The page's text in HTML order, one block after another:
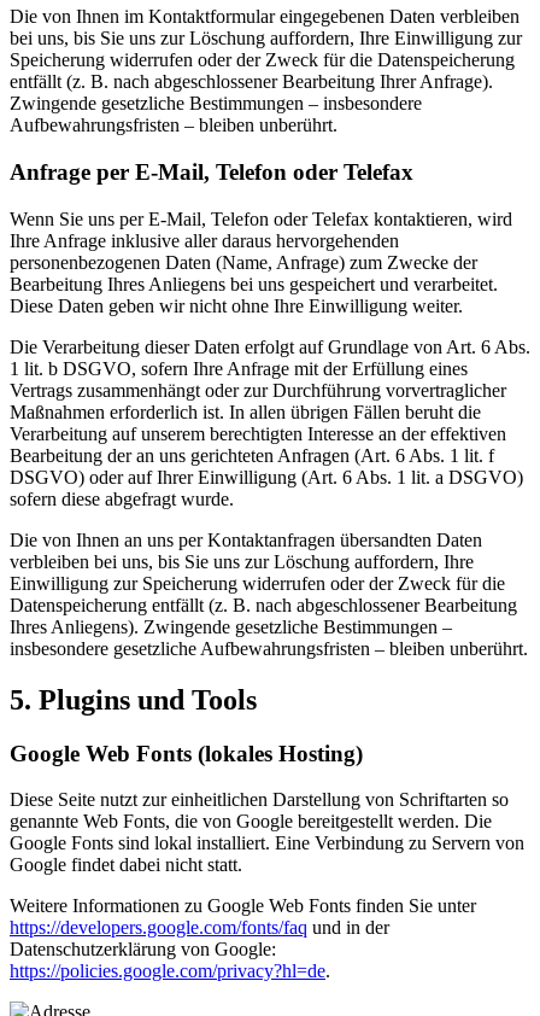
Die von Ihnen im Kontaktformular eingegebenen Daten verbleiben
bei uns, bis Sie uns zur Löschung auffordern, Ihre Einwilligung zur
Speicherung widerrufen oder der Zweck für die Datenspeicherung
entfällt (z. B. nach abgeschlossener Bearbeitung Ihrer Anfrage).
Zwingende gesetzliche Bestimmungen – insbesondere
Aufbewahrungsfristen – bleiben unberührt.
Anfrage per E-Mail, Telefon oder Telefax
Wenn Sie uns per E-Mail, Telefon oder Telefax kontaktieren, wird
Ihre Anfrage inklusive aller daraus hervorgehenden
personenbezogenen Daten (Name, Anfrage) zum Zwecke der
Bearbeitung Ihres Anliegens bei uns gespeichert und verarbeitet.
Diese Daten geben wir nicht ohne Ihre Einwilligung weiter.
Die Verarbeitung dieser Daten erfolgt auf Grundlage von Art. 6 Abs.
1 lit. b DSGVO, sofern Ihre Anfrage mit der Erfüllung eines
Vertrags zusammenhängt oder zur Durchführung vorvertraglicher
Maßnahmen erforderlich ist. In allen übrigen Fällen beruht die
Verarbeitung auf unserem berechtigten Interesse an der effektiven
Bearbeitung der an uns gerichteten Anfragen (Art. 6 Abs. 1 lit. f
DSGVO) oder auf Ihrer Einwilligung (Art. 6 Abs. 1 lit. a DSGVO)
sofern diese abgefragt wurde.
Die von Ihnen an uns per Kontaktanfragen übersandten Daten
verbleiben bei uns, bis Sie uns zur Löschung auffordern, Ihre
Einwilligung zur Speicherung widerrufen oder der Zweck für die
Datenspeicherung entfällt (z. B. nach abgeschlossener Bearbeitung
Ihres Anliegens). Zwingende gesetzliche Bestimmungen –
insbesondere gesetzliche Aufbewahrungsfristen – bleiben unberührt.
5. Plugins und Tools
Google Web Fonts (lokales Hosting)
Diese Seite nutzt zur einheitlichen Darstellung von Schriftarten so
genannte Web Fonts, die von Google bereitgestellt werden. Die
Google Fonts sind lokal installiert. Eine Verbindung zu Servern von
Google findet dabei nicht statt.
Weitere Informationen zu Google Web Fonts finden Sie unter
https://developers.google.com/fonts/faq und in der
Datenschutzerklärung von Google:
https://policies.google.com/privacy?hl=de.